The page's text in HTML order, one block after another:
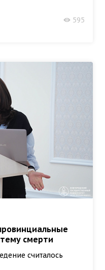
595
смерти
считалось